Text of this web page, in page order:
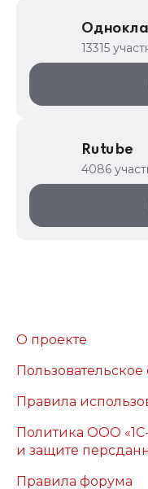
13315
Rutube
4086
О проекте
Правила
Политика ООО
и защите
Правила форума